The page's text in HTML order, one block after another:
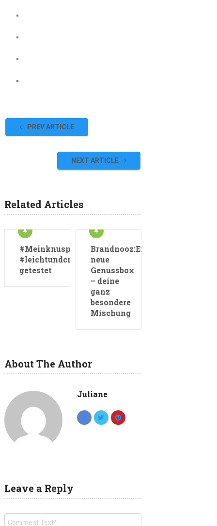
PREV ARTICLE
NEXT ARTICLE
Related Articles
#Meinknusperviva:
#leichtundcross
getestet
Brandnooz:Eine
neue
Genussbox
– deine
ganz
besondere
Mischung
About The Author
Juliane
Leave a Reply